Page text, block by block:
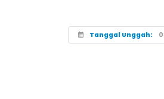
Tanggal Unggah: